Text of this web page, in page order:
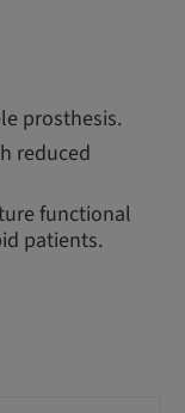
prosthesis.
reduced
functional
patients.